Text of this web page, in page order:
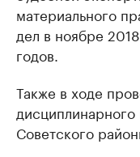
материального
дел в ноябре
годов.
Также в ходе
дисциплинарного
Советского